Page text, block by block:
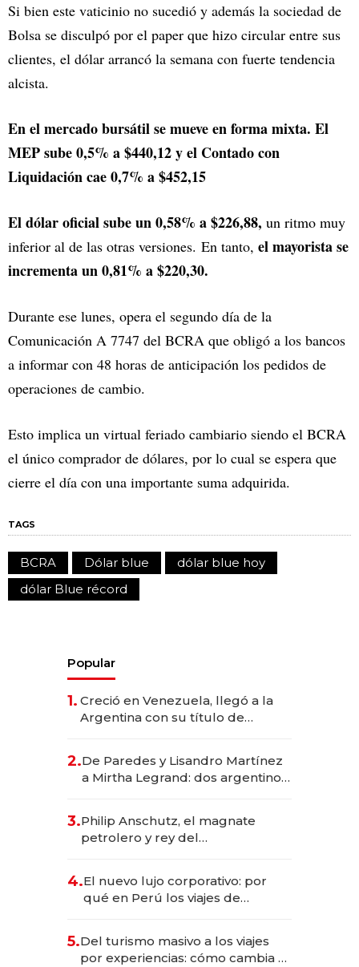
Si bien este vaticinio no sucedió y además la sociedad de
Bolsa se disculpó por el paper que hizo circular entre sus
clientes, el dólar arrancó la semana con fuerte tendencia
alcista.
En el mercado bursátil se mueve en forma mixta. El
MEP sube 0,5% a $440,12 y el Contado con
Liquidación cae 0,7% a $452,15
El dólar oficial sube un 0,58% a $226,88, un ritmo muy
inferior al de las otras versiones. En tanto, el mayorista se
incrementa un 0,81% a $220,30.
Durante ese lunes, opera el segundo día de la
Comunicación A 7747 del BCRA que obligó a los bancos
a informar con 48 horas de anticipación los pedidos de
operaciones de cambio.
Esto implica un virtual feriado cambiario siendo el BCRA
el único comprador de dólares, por lo cual se espera que
cierre el día con una importante suma adquirida.
TAGS
BCRA Dólar blue
dólar blue hoy
dólar Blue récord
Popular
1. Creció en Venezuela, llegó a la
Argentina con su título de
las marcas "fast premium"
2.De Paredes y Lisandro Martínez
a Mirtha Legrand: dos argentinos
3.Philip Anschutz, el magnate
petrolero y rey del
Fénix
4.El nuevo lujo corporativo: por
qué en Perú los viajes de
transformadoras
5.Del turismo masivo a los viajes
por experiencias: cómo cambia el